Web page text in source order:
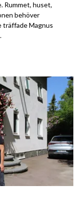
Rummet, huset,
behöver
träffade Magnus